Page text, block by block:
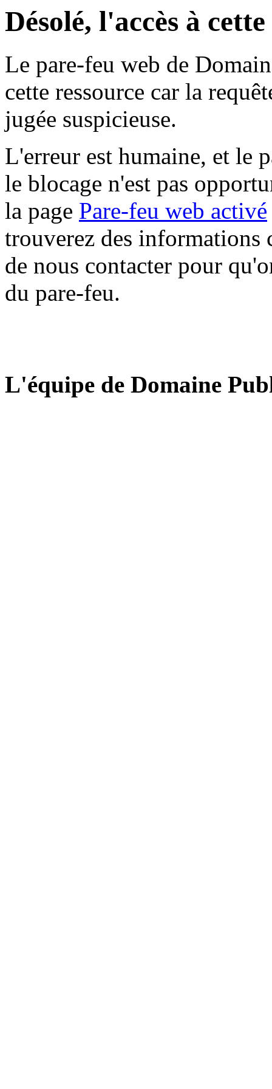
Désolé, l'accès à
Le pare-feu web de
cette ressource car la
jugée suspicieuse.
L'erreur est humaine, et le
le blocage n'est pas
la page Pare-feu web activé
trouverez des informations
de nous contacter pour
du pare-feu.
L'équipe de Domaine